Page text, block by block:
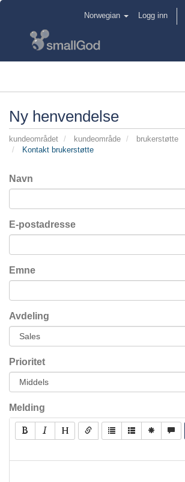
Norwegian Logg inn
Ny henvendelse
kundeområdet kundeområde
brukerstøtte
Kontakt brukerstøtte
Navn
E-postadresse
Emne
Avdeling
Prioritet
Melding